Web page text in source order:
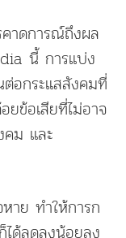
คาดการณ์ถึงผล
นี้ การแบ่ง
ต่อกระแสสังคมที่
ยข้อเสียที่ไม่อาจ
คม และ
หาย ทำให้การก
ได้ลดลงน้อยลง